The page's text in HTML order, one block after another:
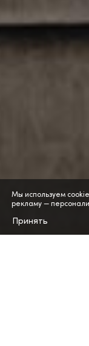
Мы используем
рекламу —
Принять